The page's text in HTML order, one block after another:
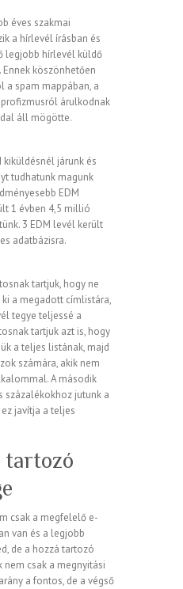
éves szakmai
a hírlevél írásban és
legjobb hírlevél küldő
köszönhetően
a spam mappában, a
árulkodnak
áll mögötte.
kiküldésnél járunk és
tudhatunk magunk
EDM
1 évben 4,5 millió
3 EDM levél került
adatbázisra.
tartjuk, hogy ne
a megadott címlistára,
tegye teljessé a
tartjuk azt is, hogy
a teljes listának, majd
számára, akik nem
A második
százalékokhoz jutunk a
javítja a teljes
tartozó
csak a megfelelő e-
van és a legjobb
de a hozzá tartozó
nem csak a megnyitási
a fontos, de a végső